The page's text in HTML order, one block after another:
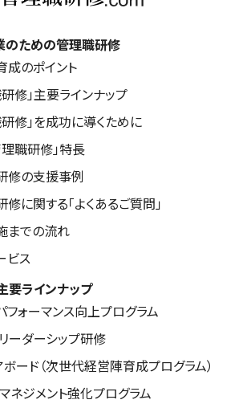
のための管理職研修
成のポイント
研修」主要ラインナップ
研修」を成功に導くために
職研修」特長
修の支援事例
に関する「よくあるご質問」
までの流れ
ビス
要ラインナップ
フォーマンス向上プログラム
ーダーシップ研修
ボード（次世代経営陣育成プログラム）
ネジメント強化プログラム